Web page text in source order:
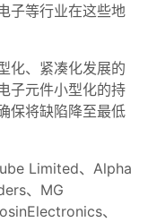
子等行业在这些地
化、紧凑化发展的
子元件小型化的持
保将缺陷降至最低
Limited、Alpha
、MG
、